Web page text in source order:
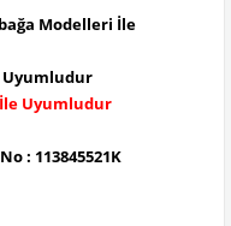
Modelleri İle
Uyumludur
Uyumludur
: 113845521K